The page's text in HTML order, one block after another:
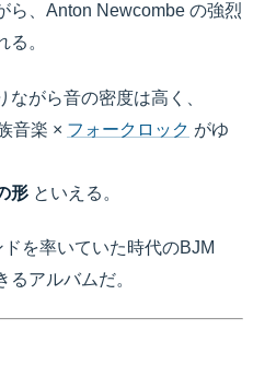
ら、Anton Newcombe の強烈
。
がら音の密度は高く、
音楽 × フォークロック がゆ
形 といえる。
ドを率いていた時代のBJM
るアルバムだ。